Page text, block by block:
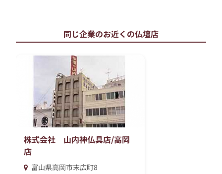
同じ企業のお近くの仏壇店
株式会社 山内神仏具店/高岡
店
富山県高岡市末広町8